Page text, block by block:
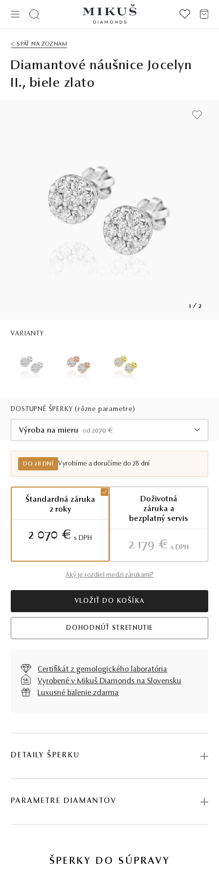
< SPÄŤ NA ZOZNAM
Diamantové náušnice Jocelyn
II., biele zlato
1 / 2
VARIANTY
DOSTUPNÉ ŠPERKY(rôzne parametre)
Výroba na mieru
od 2070 €
Do 28 dní
DO 28 DNÍ Vyrobíme a doručíme do 28 dní
Štandardná záruka
2 roky
2 070 € S DPH
Doživotná
záruka a
bezplatný servis
2 179 € S DPH
Aký je rozdiel medzi zárukami?
VLOŽIŤ DO KOŠÍKA
DOHODNÚŤ STRETNUTIE
Certifikát z gemologického laboratória
Vyrobené v Mikuš Diamonds na Slovensku
Luxusné balenie zdarma
DETAILY ŠPERKU
použili prírodné materiály: biele zlato, diamant. Kód:
14 KS DIAMANTOV
PARAMETRE DIAMANTOV
2 ∑ 0,06 ct
ŠPERKY DO SÚPRAVY